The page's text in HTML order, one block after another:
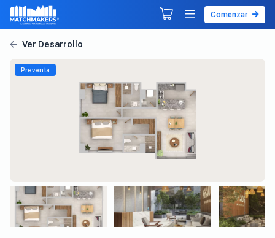
Comenzar
Preventa